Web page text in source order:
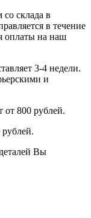
склада в
в течение
оплаты на наш
3-4 недели.
и
от 800 рублей.
Вы